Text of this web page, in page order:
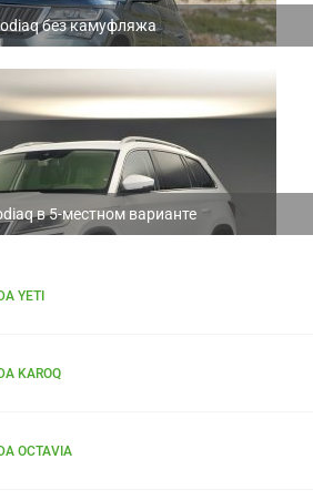
без камуфляжа
в 5-местном варианте
YETI
KAROQ
OCTAVIA